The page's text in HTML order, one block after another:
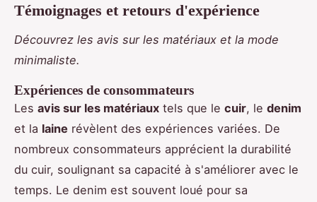
Témoignages et retours d'expérience
Découvrez les avis sur les matériaux et la mode
minimaliste.
Expériences de consommateurs
Les avis sur les matériaux tels que le cuir, le denim
et la laine révèlent des expériences variées. De
nombreux consommateurs apprécient la durabilité
du cuir, soulignant sa capacité à s'améliorer avec le
temps. Le denim est souvent loué pour sa